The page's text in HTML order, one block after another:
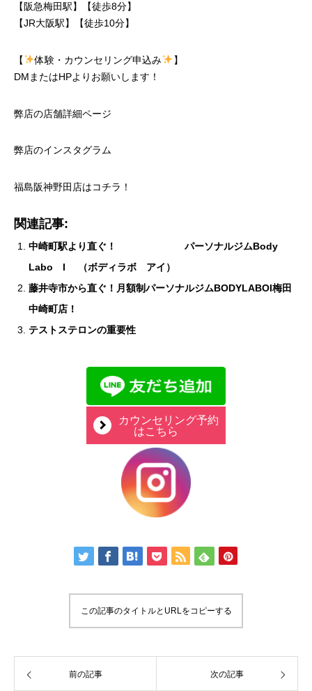
【阪急梅田駅】【徒歩8分】
【JR大阪駅】【徒歩10分】
【 体験・カウンセリング申込み
】
DMまたはHPよりお願いします！
弊店の店舗詳細ページ
弊店のインスタグラム
福島阪神野田店はコチラ！
関連記事:
中崎町駅より直ぐ！ パーソナルジムBody
Labo I （ボディラボ アイ）
藤井寺市から直ぐ！月額制パーソナルジムBODYLABOI梅田
中崎町店！
テストステロンの重要性
カウンセリング予約
はこちら
この記事のタイトルとURLをコピーする
前の記事 次の記事